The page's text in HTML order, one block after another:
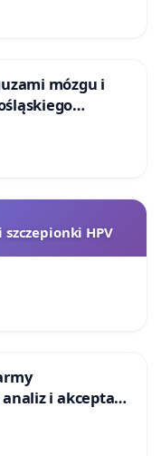
mózgu i
HPV
i akceptacji